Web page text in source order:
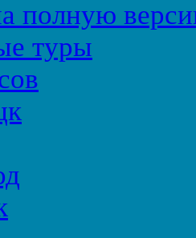
полную
туры